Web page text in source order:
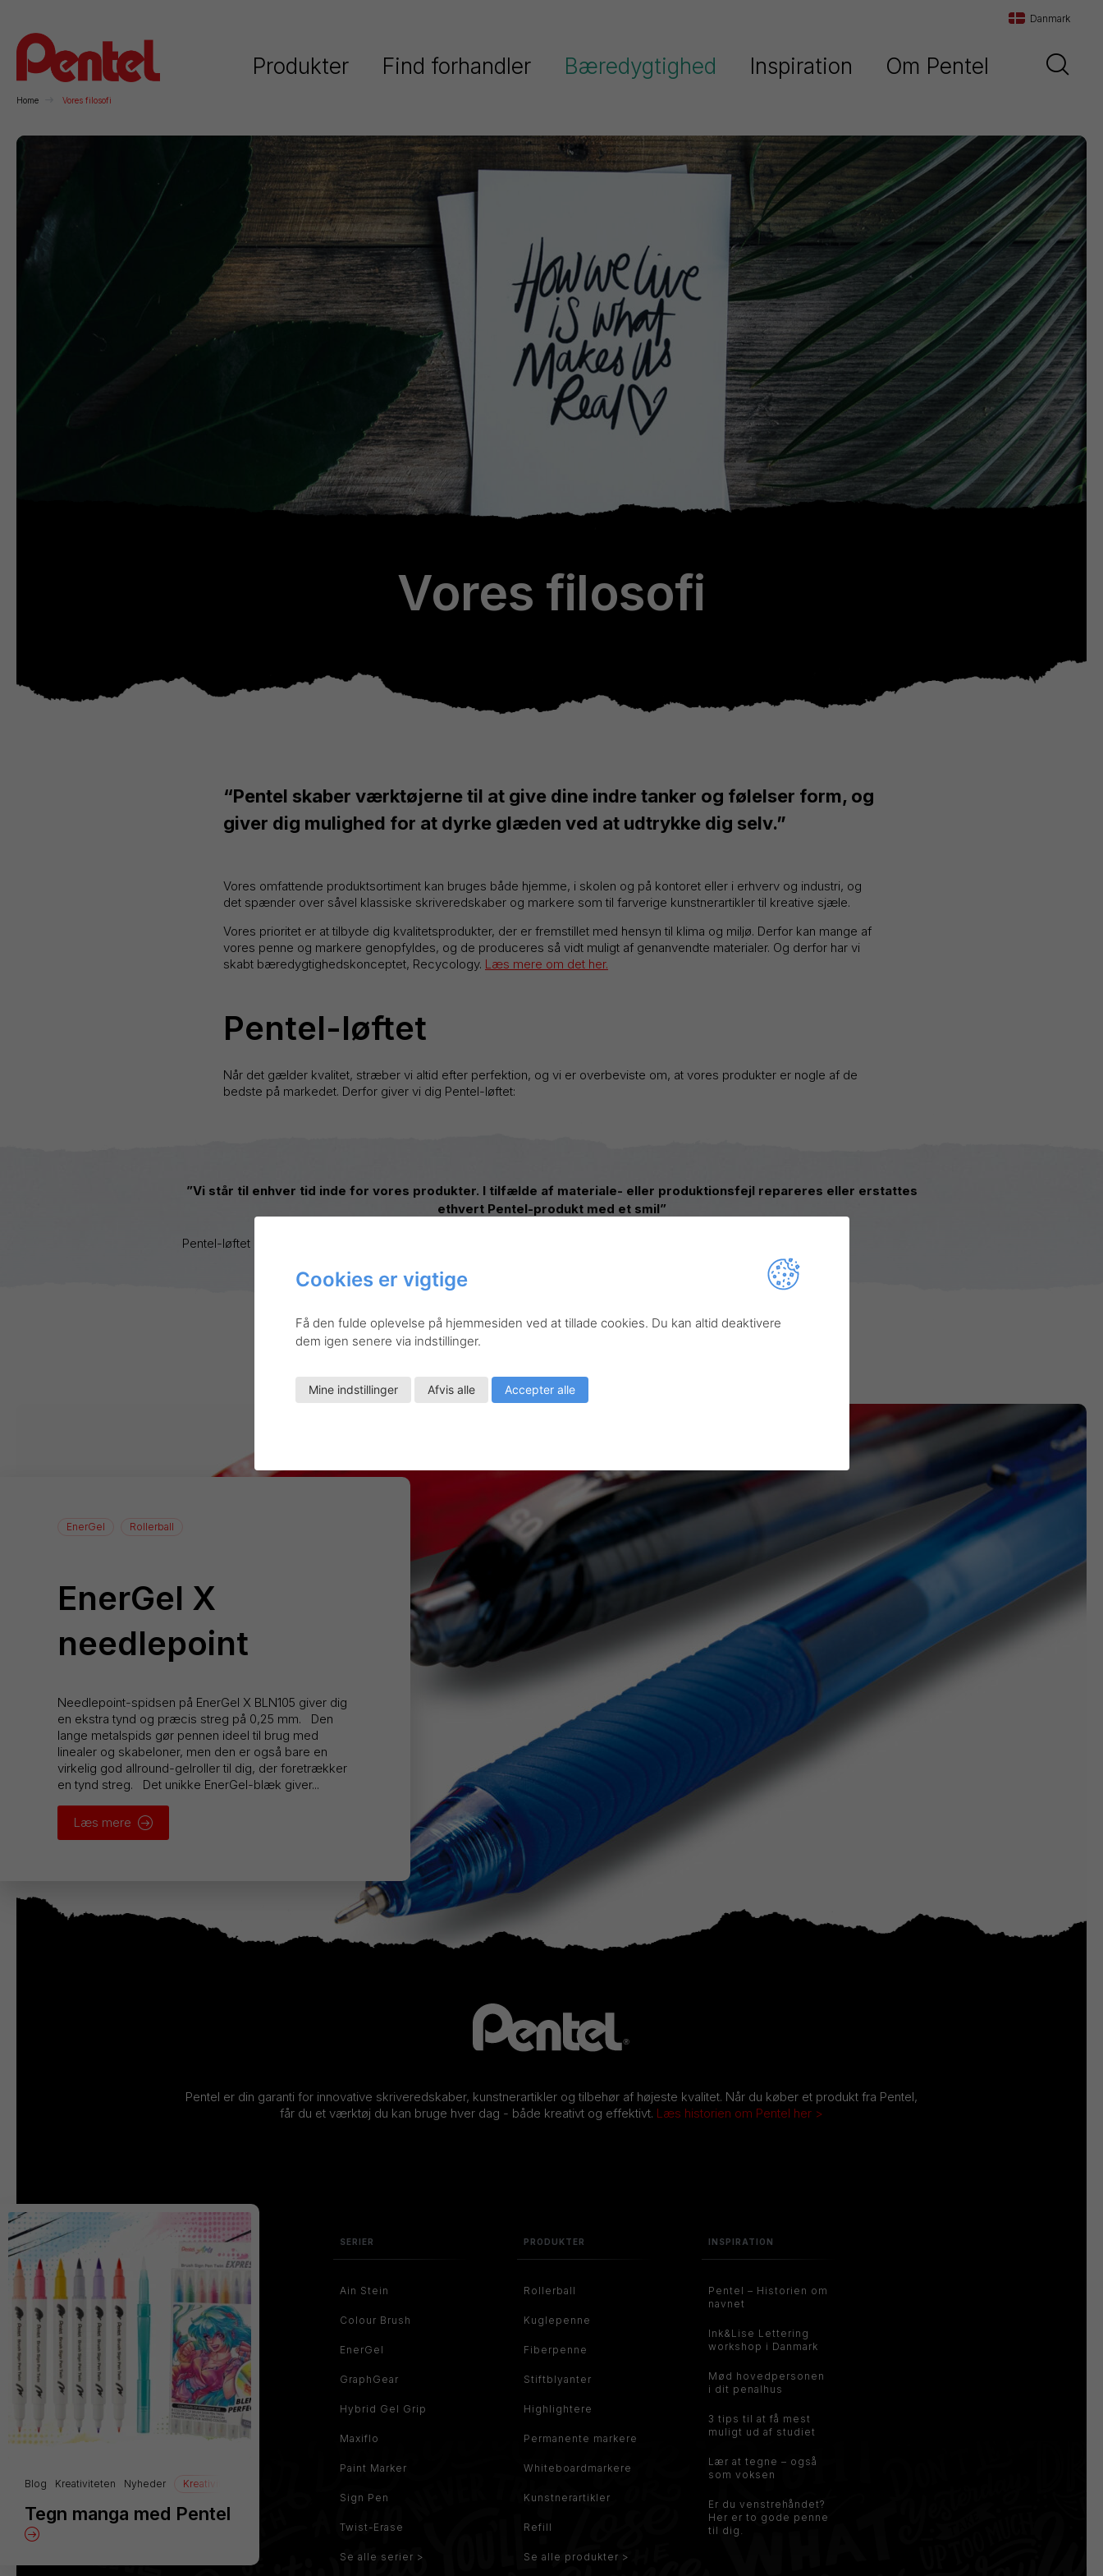
Danmark
Sverige
Home Vores filosofi
Produkter
Rollerball Kuglepenne Stiftblyanter Highlighters
Refills
Brush
Energel
EnerGize
Floatune
Graphgear
Handy-
line
Maxiflo
Orenz
Paint
Marker
Pentel
Arts
Pointliner
Sign
Pen
Twist-
Erase
Wet
Erase
WHITE
Alle produkter
Find forhandler Bæredygtighed
Pentels miljøpolitik
Genanvendt plast
Dokumentation
Inspiration Om Pentel
Vores filosofi
Kontakt os
Vores filosofi
“Pentel skaber værktøjerne til at give dine indre tanker og følelser form, og
giver dig mulighed for at dyrke glæden ved at udtrykke dig selv.”
Vores omfattende produktsortiment kan bruges både hjemme, i skolen og på kontoret eller i erhverv og industri, og
det spænder over såvel klassiske skriveredskaber og markere som til farverige kunstnerartikler til kreative sjæle.
Vores prioritet er at tilbyde dig kvalitetsprodukter, der er fremstillet med hensyn til klima og miljø. Derfor kan mange af
vores penne og markere genopfyldes, og de produceres så vidt muligt af genanvendte materialer. Og derfor har vi
skabt bæredygtighedskonceptet, Recycology. Læs mere om det her.
Pentel-løftet
Når det gælder kvalitet, stræber vi altid efter perfektion, og vi er overbeviste om, at vores produkter er nogle af de
bedste på markedet. Derfor giver vi dig Pentel-løftet:
”Vi står til enhver tid inde for vores produkter. I tilfælde af materiale- eller produktionsfejl repareres eller erstattes
ethvert Pentel-produkt med et smil”
Pentel-løftet
EnerGel Rollerball
EnerGel X
needlepoint
Needlepoint-spidsen på EnerGel X BLN105 giver dig
en ekstra tynd og præcis streg på 0,25 mm. Den
lange metalspids gør pennen ideel til brug med
linealer og skabeloner, men den er også bare en
virkelig god allround-gelroller til dig, der foretrækker
en tynd streg. Det unikke EnerGel-blæk giver...
Læs mere
Pentel er din garanti for innovative skriveredskaber, kunstnerartikler og tilbehør af højeste kvalitet. Når du køber et produkt fra Pentel,
får du et værktøj du kan bruge hver dag - både kreativt og effektivt. Læs historien om Pentel her >
Blog Kreativiteten Nyheder Kreativiteten
Tegn manga med Pentel
SERIER
Ain Stein
Colour Brush
EnerGel
GraphGear
Hybrid Gel Grip
Maxiflo
Paint Marker
Sign Pen
Twist-Erase
Se alle serier >
PRODUKTER
Rollerball
Kuglepenne
Fiberpenne
Stiftblyanter
Highlightere
Permanente markere
Whiteboardmarkere
Kunstnerartikler
Refill
Se alle produkter >
INSPIRATION
Pentel – Historien om
navnet
Ink&Lise Lettering
workshop i Danmark
Mød hovedpersonen
i dit penalhus
3 tips til at få mest
muligt ud af studiet
Lær at tegne – også
som voksen
Er du venstrehåndet?
Her er to gode penne
til dig.
Cookies er vigtige
Få den fulde oplevelse på hjemmesiden ved at tillade cookies. Du kan altid deaktivere
dem igen senere via indstillinger.
Mine indstillinger Afvis alle Accepter alle